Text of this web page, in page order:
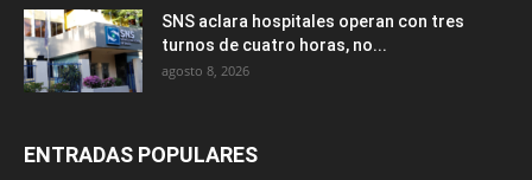
SNS aclara hospitales operan con tres
turnos de cuatro horas, no...
agosto 8, 2026
ENTRADAS POPULARES